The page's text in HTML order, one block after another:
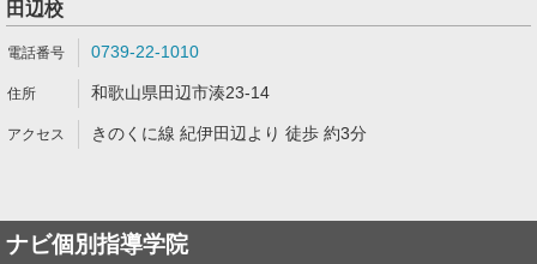
田辺校
0739-22-1010
和歌山県田辺市湊23-14
きのくに線 紀伊田辺より 徒歩 約3分
ナビ個別指導学院